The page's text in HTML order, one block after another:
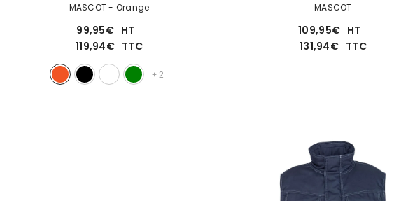
MASCOT- Orange
99,95€ HT
119,94€ TTC
+ 2
MASCOT
109,95€ HT
131,94€ TTC